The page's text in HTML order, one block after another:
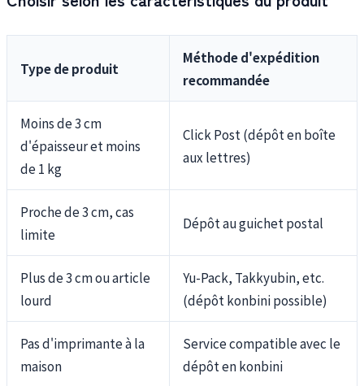
Type de produit
Méthode d'expédition
recommandée
Moins de 3 cm
d'épaisseur et moins
de 1 kg
Click Post (dépôt en boîte
aux lettres)
Proche de 3 cm, cas
limite
Dépôt au guichet postal
Plus de 3 cm ou article
lourd
Yu-Pack, Takkyubin, etc.
(dépôt konbini possible)
Pas d'imprimante à la
maison
Service compatible avec le
dépôt en konbini